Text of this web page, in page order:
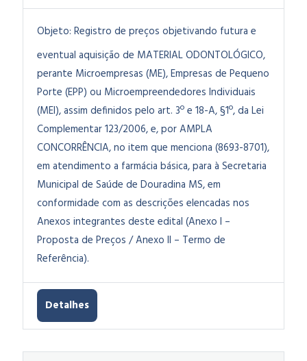
Objeto: Registro de preços objetivando futura e
eventual aquisição de MATERIAL ODONTOLÓGICO,
perante Microempresas (ME), Empresas de Pequeno
Porte (EPP) ou Microempreendedores Individuais
(MEI), assim definidos pelo art. 3º e 18-A, §1º, da Lei
Complementar 123/2006, e, por AMPLA
CONCORRÊNCIA, no item que menciona (8693-8701),
em atendimento a farmácia básica, para à Secretaria
Municipal de Saúde de Douradina MS, em
conformidade com as descrições elencadas nos
Anexos integrantes deste edital (Anexo I –
Proposta de Preços / Anexo II – Termo de
Referência).
Detalhes